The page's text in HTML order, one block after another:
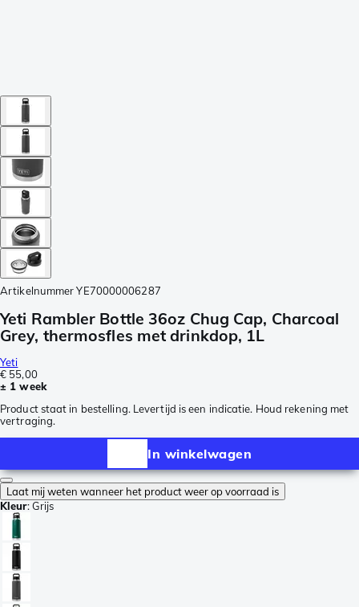
Artikelnummer YE70000006287
Yeti Rambler Bottle 36oz Chug Cap, Charcoal
Grey, thermosfles met drinkdop, 1L
Yeti
€ 55,00
± 1 week
Product staat in bestelling. Levertijd is een indicatie. Houd rekening met
vertraging.
In winkelwagen
Laat mij weten wanneer het product weer op voorraad is
Kleur:Grijs